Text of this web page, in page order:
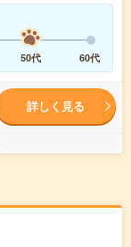
50代 60代
詳しく見る